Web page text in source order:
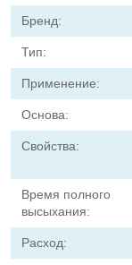
Бренд:
Тип:
Применение:
Основа:
Свойства:
Время полного
высыхания:
Расход: